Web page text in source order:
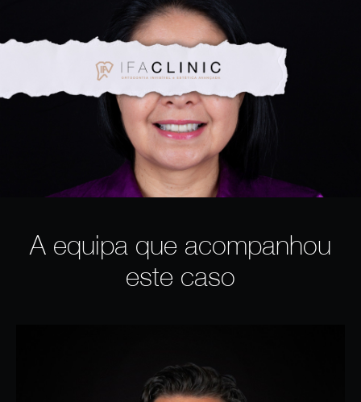
A equipa que acompanhou
este caso